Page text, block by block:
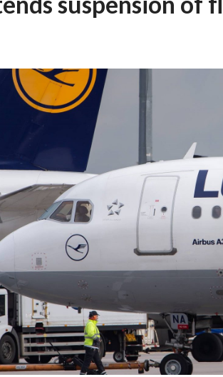
creșe... 15/07/2026
15/07/2026
04/08/2026
pri... 04/08/2026